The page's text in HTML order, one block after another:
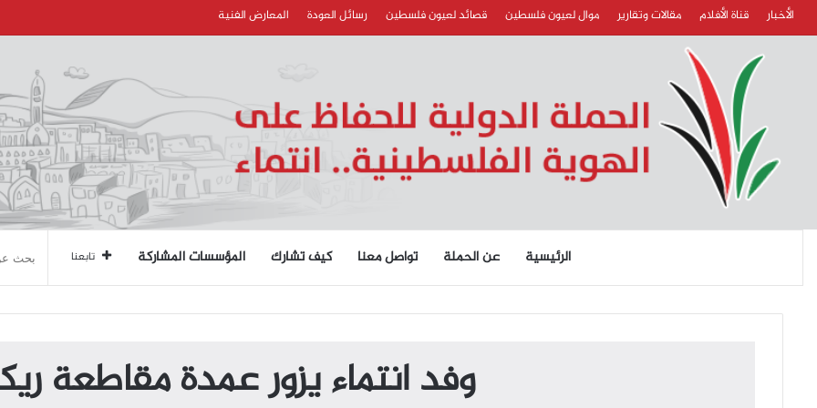
الأخبار قناة الأفلام مقالات وتقارير موال لعيون فلسطين قصائد لعيون فلسطين رسائل العودة المعارض الفنية
الرئيسية عن الحملة تواصل معنا كيف تشارك المؤسسات المشاركة تابعنا
وفد انتماء يزور عمدة مقاطعة